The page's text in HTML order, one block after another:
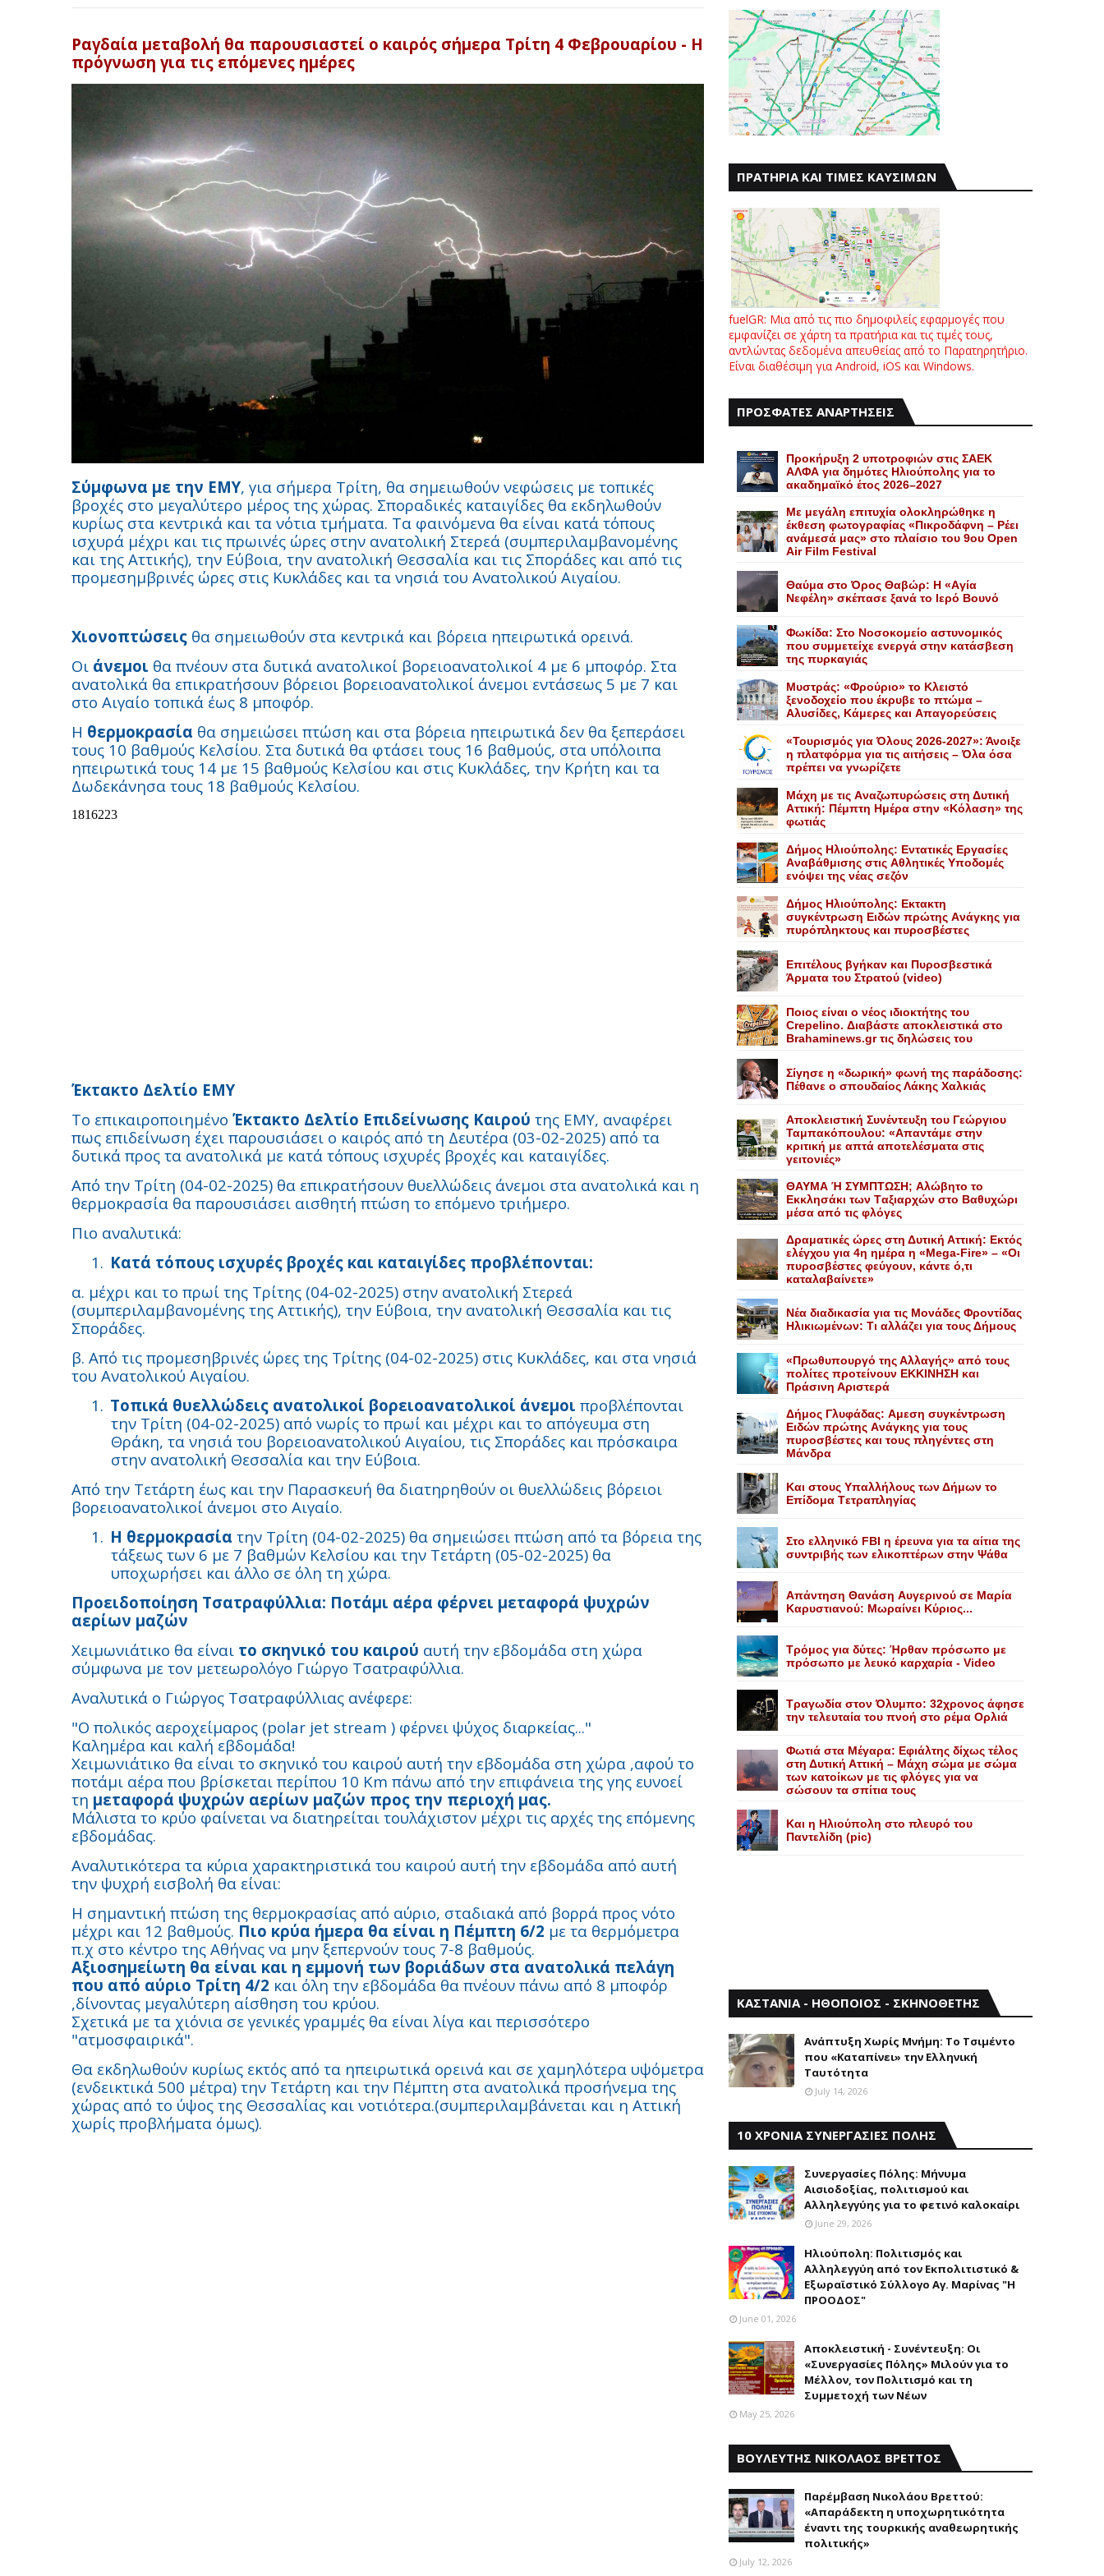
Ραγδαία μεταβολή θα παρουσιαστεί ο καιρός σήμερα Τρίτη 4 Φεβρουαρίου - Η
πρόγνωση για τις επόμενες ημέρες
Σύμφωνα με την ΕΜΥ, για σήμερα Τρίτη, θα σημειωθούν νεφώσεις με τοπικές
βροχές στο μεγαλύτερο μέρος της χώρας. Σποραδικές καταιγίδες θα εκδηλωθούν
κυρίως στα κεντρικά και τα νότια τμήματα. Τα φαινόμενα θα είναι κατά τόπους
ισχυρά μέχρι και τις πρωινές ώρες στην ανατολική Στερεά (συμπεριλαμβανομένης
και της Αττικής), την Εύβοια, την ανατολική Θεσσαλία και τις Σποράδες και από τις
προμεσημβρινές ώρες στις Κυκλάδες και τα νησιά του Ανατολικού Αιγαίου.
Χιονοπτώσεις θα σημειωθούν στα κεντρικά και βόρεια ηπειρωτικά ορεινά.
Οι άνεμοι θα πνέουν στα δυτικά ανατολικοί βορειοανατολικοί 4 με 6 μποφόρ. Στα
ανατολικά θα επικρατήσουν βόρειοι βορειοανατολικοί άνεμοι εντάσεως 5 με 7 και
στο Αιγαίο τοπικά έως 8 μποφόρ.
Η θερμοκρασία θα σημειώσει πτώση και στα βόρεια ηπειρωτικά δεν θα ξεπεράσει
τους 10 βαθμούς Κελσίου. Στα δυτικά θα φτάσει τους 16 βαθμούς, στα υπόλοιπα
ηπειρωτικά τους 14 με 15 βαθμούς Κελσίου και στις Κυκλάδες, την Κρήτη και τα
Δωδεκάνησα τους 18 βαθμούς Κελσίου.
Έκτακτο Δελτίο ΕΜΥ
Το επικαιροποιημένο Έκτακτο Δελτίο Επιδείνωσης Καιρού της ΕΜΥ, αναφέρει
πως επιδείνωση έχει παρουσιάσει ο καιρός από τη Δευτέρα (03-02-2025) από τα
δυτικά προς τα ανατολικά με κατά τόπους ισχυρές βροχές και καταιγίδες.
Από την Τρίτη (04-02-2025) θα επικρατήσουν θυελλώδεις άνεμοι στα ανατολικά και η
θερμοκρασία θα παρουσιάσει αισθητή πτώση το επόμενο τριήμερο.
Πιο αναλυτικά:
1. Κατά τόπους ισχυρές βροχές και καταιγίδες προβλέπονται:
α. μέχρι και το πρωί της Τρίτης (04-02-2025) στην ανατολική Στερεά
(συμπεριλαμβανομένης της Αττικής), την Εύβοια, την ανατολική Θεσσαλία και τις
Σποράδες.
β. Από τις προμεσηβρινές ώρες της Τρίτης (04-02-2025) στις Κυκλάδες, και στα νησιά
του Ανατολικού Αιγαίου.
1. Τοπικά θυελλώδεις ανατολικοί βορειοανατολικοί άνεμοι προβλέπονται
την Τρίτη (04-02-2025) από νωρίς το πρωί και μέχρι και το απόγευμα στη
Θράκη, τα νησιά του βορειοανατολικού Αιγαίου, τις Σποράδες και πρόσκαιρα
στην ανατολική Θεσσαλία και την Εύβοια.
Από την Τετάρτη έως και την Παρασκευή θα διατηρηθούν οι θυελλώδεις βόρειοι
βορειοανατολικοί άνεμοι στο Αιγαίο.
1. Η θερμοκρασία την Τρίτη (04-02-2025) θα σημειώσει πτώση από τα βόρεια της
τάξεως των 6 με 7 βαθμών Κελσίου και την Τετάρτη (05-02-2025) θα
υποχωρήσει και άλλο σε όλη τη χώρα.
Προειδοποίηση Τσατραφύλλια: Ποτάμι αέρα φέρνει μεταφορά ψυχρών
αερίων μαζών
Χειμωνιάτικο θα είναι το σκηνικό του καιρού αυτή την εβδομάδα στη χώρα
σύμφωνα με τον μετεωρολόγο Γιώργο Τσατραφύλλια.
Αναλυτικά ο Γιώργος Τσατραφύλλιας ανέφερε:
"Ο πολικός αεροχείμαρος (polar jet stream ) φέρνει ψύχος διαρκείας..."
Καλημέρα και καλή εβδομάδα!
Χειμωνιάτικο θα είναι το σκηνικό του καιρού αυτή την εβδομάδα στη χώρα ,αφού το
ποτάμι αέρα που βρίσκεται περίπου 10 Km πάνω από την επιφάνεια της γης ευνοεί
τη μεταφορά ψυχρών αερίων μαζών προς την περιοχή μας.
Μάλιστα το κρύο φαίνεται να διατηρείται τουλάχιστον μέχρι τις αρχές της επόμενης
εβδομάδας.
Αναλυτικότερα τα κύρια χαρακτηριστικά του καιρού αυτή την εβδομάδα από αυτή
την ψυχρή εισβολή θα είναι:
Η σημαντική πτώση της θερμοκρασίας από αύριο, σταδιακά από βορρά προς νότο
μέχρι και 12 βαθμούς. Πιο κρύα ήμερα θα είναι η Πέμπτη 6/2 με τα θερμόμετρα
π.χ στο κέντρο της Αθήνας να μην ξεπερνούν τους 7-8 βαθμούς.
Αξιοσημείωτη θα είναι και η εμμονή των βοριάδων στα ανατολικά πελάγη
που από αύριο Τρίτη 4/2 και όλη την εβδομάδα θα πνέουν πάνω από 8 μποφόρ
,δίνοντας μεγαλύτερη αίσθηση του κρύου.
Σχετικά με τα χιόνια σε γενικές γραμμές θα είναι λίγα και περισσότερο
"ατμοσφαιρικά".
Θα εκδηλωθούν κυρίως εκτός από τα ηπειρωτικά ορεινά και σε χαμηλότερα υψόμετρα
(ενδεικτικά 500 μέτρα) την Τετάρτη και την Πέμπτη στα ανατολικά προσήνεμα της
χώρας από το ύψος της Θεσσαλίας και νοτιότερα.(συμπεριλαμβάνεται και η Αττική
χωρίς προβλήματα όμως).
ΠΡΑΤΗΡΙΑ ΚΑΙ ΤΙΜΕΣ ΚΑΥΣΙΜΩΝ
fuelGR: Μια από τις πιο δημοφιλείς εφαρμογές που
εμφανίζει σε χάρτη τα πρατήρια και τις τιμές τους,
αντλώντας δεδομένα απευθείας από το Παρατηρητήριο.
Είναι διαθέσιμη για Android, iOS και Windows.
ΠΡΟΣΦΑΤΕΣ ΑΝΑΡΤΗΣΕΙΣ
Προκήρυξη 2 υποτροφιών στις ΣΑΕΚ
ΑΛΦΑ για δημότες Ηλιούπολης για το
ακαδημαϊκό έτος 2026–2027
Με μεγάλη επιτυχία ολοκληρώθηκε η
έκθεση φωτογραφίας «Πικροδάφνη – Ρέει
ανάμεσά μας» στο πλαίσιο του 9ου Open
Air Film Festival
Θαύμα στο Όρος Θαβώρ: H «Aγία
Nεφέλη» σκέπασε ξανά το Iερό Bουνό
Φωκίδα: Στο Νοσοκομείο αστυνομικός
που συμμετείχε ενεργά στην κατάσβεση
της πυρκαγιάς
Mυστράς: «Φρούριο» το Kλειστό
ξενοδοχείο που έκρυβε το πτώμα –
Aλυσίδες, Kάμερες και Aπαγορεύσεις
«Τουρισμός για Όλους 2026-2027»: Άνοιξε
η πλατφόρμα για τις αιτήσεις – Όλα όσα
πρέπει να γνωρίζετε
Mάχη με τις Aναζωπυρώσεις στη Δυτική
Aττική: Πέμπτη Hμέρα στην «Kόλαση» της
φωτιάς
Δήμος Ηλιούπολης: Eντατικές Eργασίες
Aναβάθμισης στις Aθλητικές Yποδομές
ενόψει της νέας σεζόν
Δήμος Ηλιούπολης: Eκτακτη
συγκέντρωση Eιδών πρώτης Aνάγκης για
πυρόπληκτους και πυροσβέστες
Επιτέλους βγήκαν και Πυροσβεστικά
Άρματα του Στρατού (video)
Ποιος είναι ο νέος ιδιοκτήτης του
Crepelino. Διαβάστε αποκλειστικά στο
Brahaminews.gr τις δηλώσεις του
Σίγησε η «δωρική» φωνή της παράδοσης:
Πέθανε o σπουδαίος Λάκης Xαλκιάς
Αποκλειστική Συνέντευξη του Γεώργιου
Ταμπακόπουλου: «Απαντάμε στην
κριτική με απτά αποτελέσματα στις
γειτονιές»
ΘΑΥΜΑ Ή ΣΥΜΠΤΩΣΗ; Aλώβητο το
Eκκλησάκι των Tαξιαρχών στο Bαθυχώρι
μέσα από τις φλόγες
Δραματικές ώρες στη Δυτική Αττική: Εκτός
ελέγχου για 4η ημέρα η «Mega-Fire» – «Οι
πυροσβέστες φεύγουν, κάντε ό,τι
καταλαβαίνετε»
Nέα διαδικασία για τις Mονάδες Φροντίδας
Hλικιωμένων: Tι αλλάζει για τους Δήμους
«Πρωθυπουργό της Αλλαγής» από τους
πολίτες προτείνουν EKKINHΣΗ και
Πράσινη Αριστερά
Δήμος Γλυφάδας: Aμεση συγκέντρωση
Eιδών πρώτης Aνάγκης για τους
πυροσβέστες και τους πληγέντες στη
Mάνδρα
Kαι στους Yπαλλήλους των Δήμων το
Eπίδομα Tετραπληγίας
Στο ελληνικό FBI η έρευνα για τα αίτια της
συντριβής των ελικοπτέρων στην Ψάθα
Aπάντηση Θανάση Aυγερινού σε Mαρία
Kαρυστιανού: Mωραίνει Kύριος...
Τρόμος για δύτες: Ήρθαν πρόσωπο με
πρόσωπο με λευκό καρχαρία - Video
Τραγωδία στον Όλυμπο: 32χρονος άφησε
την τελευταία του πνοή στο ρέμα Ορλιά
Φωτιά στα Μέγαρα: Εφιάλτης δίχως τέλος
στη Δυτική Αττική – Μάχη σώμα με σώμα
των κατοίκων με τις φλόγες για να
σώσουν τα σπίτια τους
Και η Ηλιούπολη στο πλευρό του
Παντελίδη (pic)
ΚΑΣΤΑΝΙΑ - ΗΘΟΠΟΙΟΣ - ΣΚΗΝΟΘΕΤΗΣ
Aνάπτυξη Xωρίς Mνήμη: Το Τσιμέντο
που «Καταπίνει» την Ελληνική
Ταυτότητα
July 14, 2026
10 ΧΡΟΝΙΑ ΣΥΝΕΡΓΑΣΙΕΣ ΠΟΛΗΣ
Συνεργασίες Πόλης: Mήνυμα
Aισιοδοξίας, πολιτισμού και
Aλληλεγγύης για το φετινό καλοκαίρι
June 29, 2026
Ηλιούπολη: Πολιτισμός και
Aλληλεγγύη από τον Εκπολιτιστικό &
Εξωραϊστικό Σύλλογο Αγ. Μαρίνας "Η
ΠΡΟΟΔΟΣ"
June 01, 2026
Αποκλειστική - Συνέντευξη: Οι
«Συνεργασίες Πόλης» Μιλούν για το
Μέλλον, τον Πολιτισμό και τη
Συμμετοχή των Νέων
May 25, 2026
ΒΟΥΛΕΥΤΗΣ ΝΙΚΟΛΑΟΣ ΒΡΕΤΤΟΣ
Παρέμβαση Nικολάου Bρεττού:
«Aπαράδεκτη η υποχωρητικότητα
έναντι της τουρκικής αναθεωρητικής
πολιτικής»
July 12, 2026